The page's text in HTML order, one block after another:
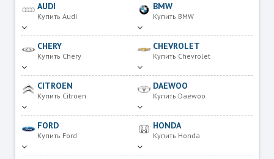
AUDI
Купить Audi
BMW
Купить BMW
CHERY
Купить Chery
CHEVROLET
Купить Chevrolet
CITROEN
Купить Citroen
DAEWOO
Купить Daewoo
FORD
Купить Ford
HONDA
Купить Honda